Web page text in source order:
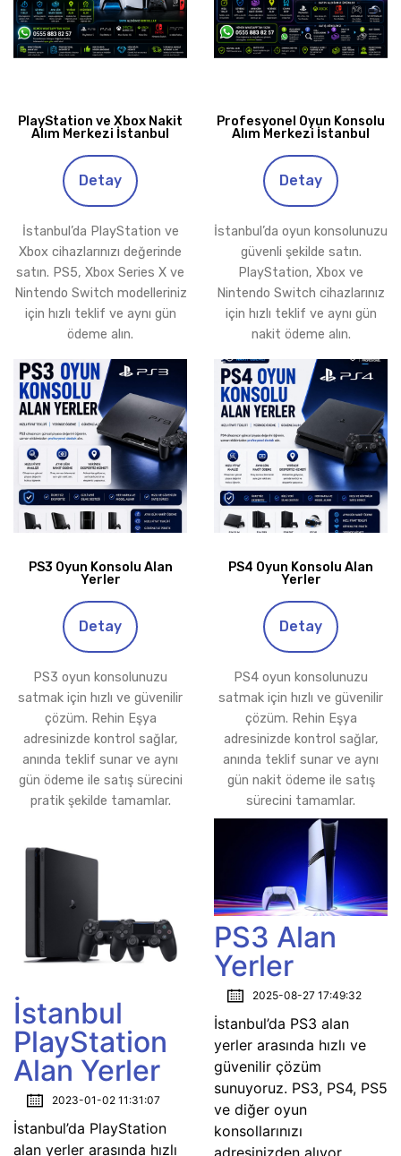
PlayStation ve Xbox Nakit
Alım Merkezi İstanbul
Detay
İstanbul’da PlayStation ve
Xbox cihazlarınızı değerinde
satın. PS5, Xbox Series X ve
Nintendo Switch modelleriniz
için hızlı teklif ve aynı gün
ödeme alın.
Profesyonel Oyun Konsolu
Alım Merkezi İstanbul
Detay
İstanbul’da oyun konsolunuzu
güvenli şekilde satın.
PlayStation, Xbox ve
Nintendo Switch cihazlarınız
için hızlı teklif ve aynı gün
nakit ödeme alın.
PS3 Oyun Konsolu Alan
Yerler
Detay
PS3 oyun konsolunuzu
satmak için hızlı ve güvenilir
çözüm. Rehin Eşya
adresinizde kontrol sağlar,
anında teklif sunar ve aynı
gün ödeme ile satış sürecini
pratik şekilde tamamlar.
PS4 Oyun Konsolu Alan
Yerler
Detay
PS4 oyun konsolunuzu
satmak için hızlı ve güvenilir
çözüm. Rehin Eşya
adresinizde kontrol sağlar,
anında teklif sunar ve aynı
gün nakit ödeme ile satış
sürecini tamamlar.
İstanbul
PlayStation
Alan Yerler
2023-01-02 11:31:07
İstanbul’da PlayStation
alan yerler arasında hızlı
PS3 Alan
Yerler
2025-08-27 17:49:32
İstanbul’da PS3 alan
yerler arasında hızlı ve
güvenilir çözüm
sunuyoruz. PS3, PS4, PS5
ve diğer oyun
konsollarınızı